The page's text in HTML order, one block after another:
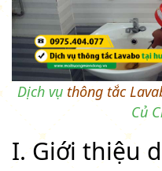
Dịch vụ thông tắc
Củ
I. Giới thiệu